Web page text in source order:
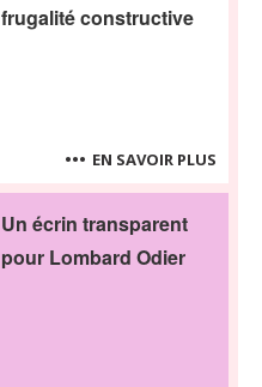
frugalité constructive
EN SAVOIR PLUS
Un écrin transparent
pour Lombard Odier